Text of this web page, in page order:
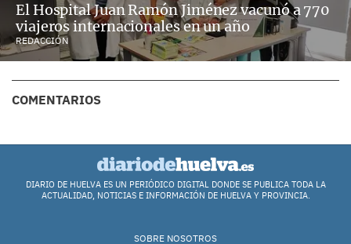
El Hospital Juan Ramón Jiménez vacunó a 770
viajeros internacionales en un año
REDACCIÓN
COMENTARIOS
DIARIO DE HUELVA ES UN PERIÓDICO DIGITAL DONDE SE PUBLICA TODA LA
ACTUALIDAD, NOTICIAS E INFORMACIÓN DE HUELVA Y PROVINCIA.
SOBRE NOSOTROS